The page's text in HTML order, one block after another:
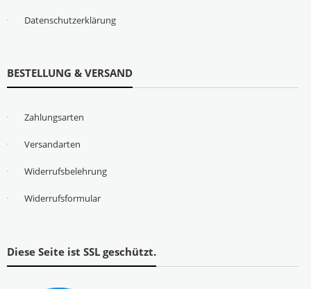
Datenschutzerklärung
BESTELLUNG & VERSAND
Zahlungsarten
Versandarten
Widerrufsbelehrung
Widerrufsformular
Diese Seite ist SSL geschützt.